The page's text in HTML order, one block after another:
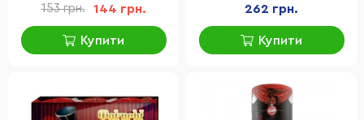
153 грн. 144 грн.
Купити
262 грн.
Купити